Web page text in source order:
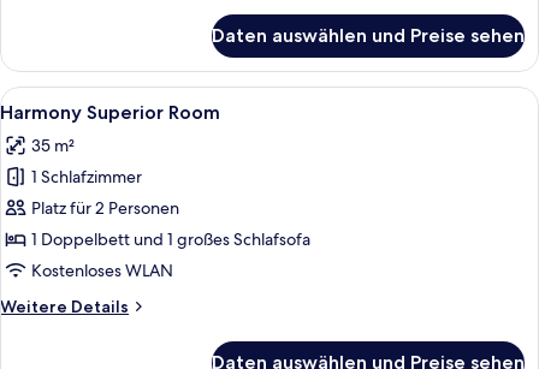
Romantic
Suite
Daten auswählen und Preise sehen
Alle
Fotos
für
Harmony
Superior
Room
anzeigen
Ein Hotelzimmer mit einem großen
5
Harmony Superior Room
35 m²
1 Schlafzimmer
Platz für 2 Personen
1 Doppelbett und 1 großes Schlafsofa
Kostenloses WLAN
Weitere Details
Weitere
Daten auswählen und Preise sehen